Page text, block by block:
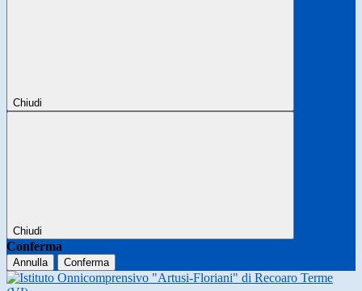
Chiudi
Chiudi
Conferma
Annulla Conferma